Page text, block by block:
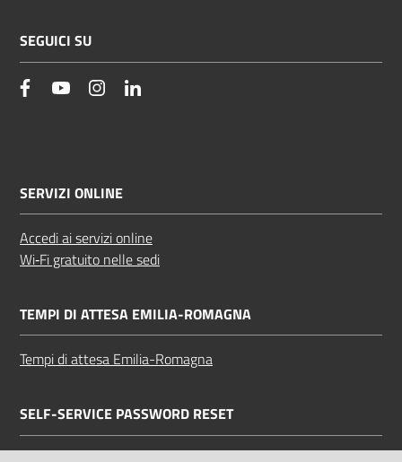
SEGUICI SU
facebookYouTube Instagram
SERVIZI ONLINE
Accedi ai servizi online
Wi‑Fi gratuito nelle sedi
TEMPI DI ATTESA EMILIA-ROMAGNA
Tempi di attesa Emilia-Romagna
SELF-SERVICE PASSWORD RESET